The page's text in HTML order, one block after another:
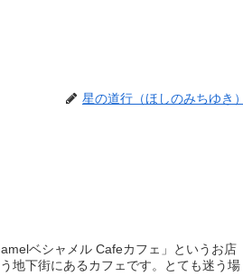
星の道行（ほしのみちゆき）
ベシャメル Cafeカフェ」というお店
地下街にあるカフェです。とても迷う場